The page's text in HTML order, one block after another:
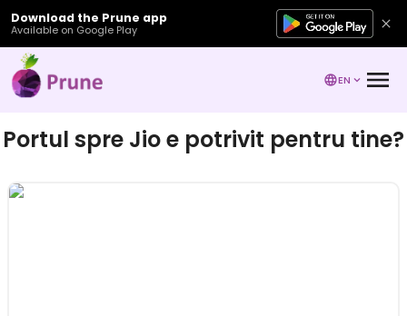
Download the Prune app
Available on Google Play
EN
Portul spre Jio e potrivit pentru tine?